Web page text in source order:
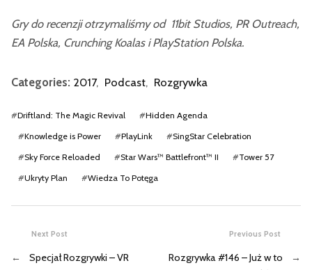
Gry do recenzji otrzymaliśmy od 11bit Studios, PR Outreach,
EA Polska, Crunching Koalas i PlayStation Polska.
Categories: 2017, Podcast, Rozgrywka
#Driftland: The Magic Revival #Hidden Agenda
#Knowledge is Power #PlayLink #SingStar Celebration
#Sky Force Reloaded #Star Wars™ Battlefront™ II #Tower 57
#Ukryty Plan #Wiedza To Potęga
Previous Post
Rozgrywka #146 – Już w to
→
Next Post
← Specjał Rozgrywki – VR